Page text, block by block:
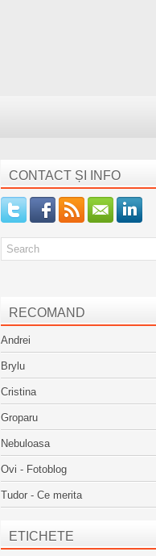
CONTACT ȘI INFO
RECOMAND
Andrei
Brylu
Cristina
Groparu
Nebuloasa
Ovi - Fotoblog
Tudor - Ce merita
ETICHETE